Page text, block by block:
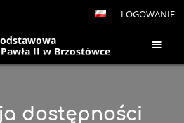
LOGOWANIE
II w Brzostówce
dostępności